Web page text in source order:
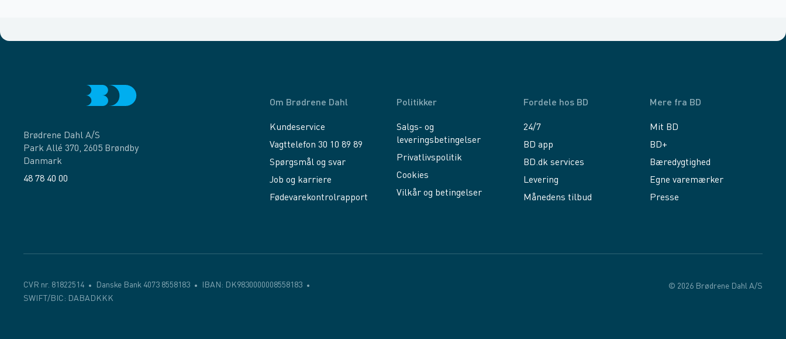
Brødrene Dahl A/S
Park Allé 370, 2605 Brøndby
Danmark
48 78 40 00
Om Brødrene Dahl
Kundeservice
Vagttelefon 30 10 89 89
Spørgsmål og svar
Job og karriere
Fødevarekontrolrapport
Politikker
Salgs- og
leveringsbetingelser
Privatlivspolitik
Cookies
Vilkår og betingelser
Fordele hos BD
24/7
BD app
BD.dk services
Levering
Månedens tilbud
Mere fra BD
Mit BD
BD+
Bæredygtighed
Egne varemærker
Presse
CVR nr. 81822514 Danske Bank 4073 8558183
IBAN: DK9830000008558183
SWIFT/BIC: DABADKKK
© 2026 Brødrene Dahl A/S